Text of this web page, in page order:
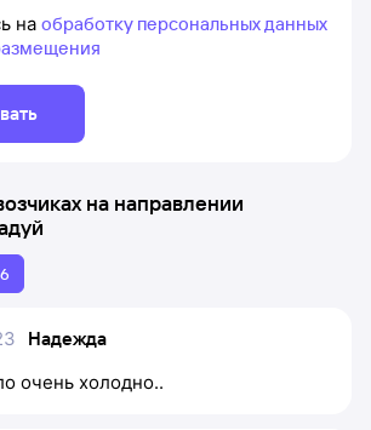
на обработку персональных данных
на направлении
Надежда
очень холодно..